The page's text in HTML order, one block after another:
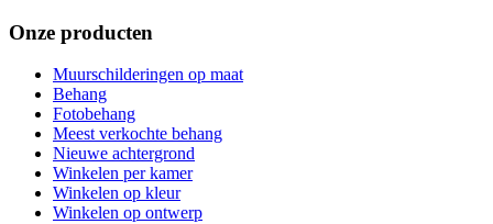
Onze producten
Muurschilderingen op maat
Behang
Fotobehang
Meest verkochte behang
Nieuwe achtergrond
Winkelen per kamer
Winkelen op kleur
Winkelen op ontwerp